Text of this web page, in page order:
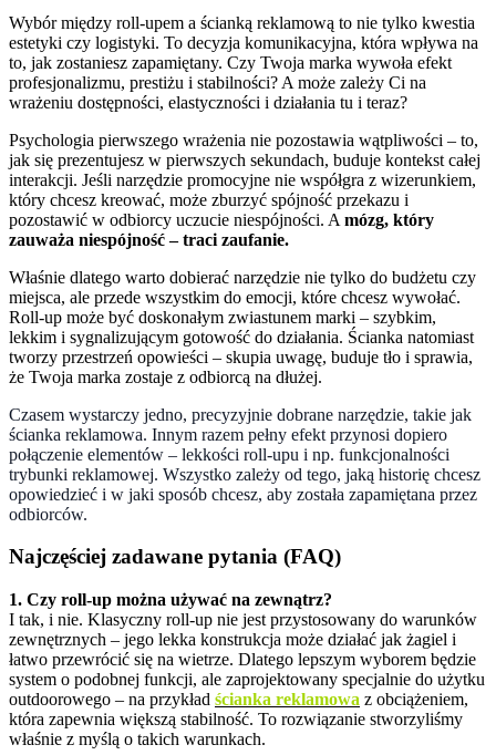
Wybór między roll-upem a ścianką reklamową to nie tylko kwestia
estetyki czy logistyki. To decyzja komunikacyjna, która wpływa na
to, jak zostaniesz zapamiętany. Czy Twoja marka wywoła efekt
profesjonalizmu, prestiżu i stabilności? A może zależy Ci na
wrażeniu dostępności, elastyczności i działania tu i teraz?
Psychologia pierwszego wrażenia nie pozostawia wątpliwości – to,
jak się prezentujesz w pierwszych sekundach, buduje kontekst całej
interakcji. Jeśli narzędzie promocyjne nie współgra z wizerunkiem,
który chcesz kreować, może zburzyć spójność przekazu i
pozostawić w odbiorcy uczucie niespójności. A mózg, który
zauważa niespójność – traci zaufanie.
Właśnie dlatego warto dobierać narzędzie nie tylko do budżetu czy
miejsca, ale przede wszystkim do emocji, które chcesz wywołać.
Roll-up może być doskonałym zwiastunem marki – szybkim,
lekkim i sygnalizującym gotowość do działania. Ścianka natomiast
tworzy przestrzeń opowieści – skupia uwagę, buduje tło i sprawia,
że Twoja marka zostaje z odbiorcą na dłużej.
Czasem wystarczy jedno, precyzyjnie dobrane narzędzie, takie jak
ścianka reklamowa. Innym razem pełny efekt przynosi dopiero
połączenie elementów – lekkości roll-upu i np. funkcjonalności
trybunki reklamowej. Wszystko zależy od tego, jaką historię chcesz
opowiedzieć i w jaki sposób chcesz, aby została zapamiętana przez
odbiorców.
Najczęściej zadawane pytania (FAQ)
1. Czy roll-up można używać na zewnątrz?
I tak, i nie. Klasyczny roll-up nie jest przystosowany do warunków
zewnętrznych – jego lekka konstrukcja może działać jak żagiel i
łatwo przewrócić się na wietrze. Dlatego lepszym wyborem będzie
system o podobnej funkcji, ale zaprojektowany specjalnie do użytku
outdoorowego – na przykład ścianka reklamowa z obciążeniem,
która zapewnia większą stabilność. To rozwiązanie stworzyliśmy
właśnie z myślą o takich warunkach.